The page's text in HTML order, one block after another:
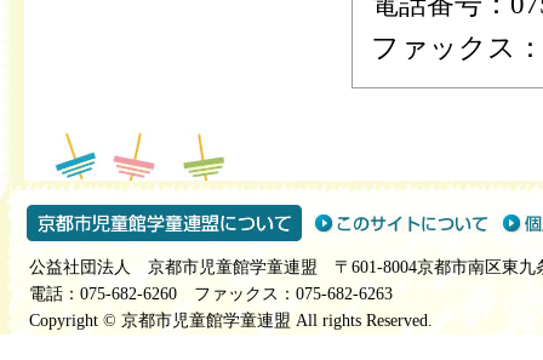
ファックス
公益社団法人 京都市児童館学童連盟 〒601-8004京都市南区東九
電話：075-682-6260 ファックス：075-682-6263
Copyright © 京都市児童館学童連盟 All rights Reserved.